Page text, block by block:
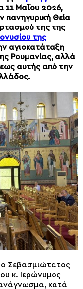
11 Μαΐου 2026,
πανηγυρική Θεία
της της
της
αγιοκατάταξη
Ρουμανίας, αλλά
αυτής από την
ο Σεβασμιώτατος
κ. Ιερώνυμος
κατά